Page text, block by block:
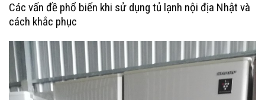
Các vấn đề phổ biến khi sử dụng tủ lạnh nội địa Nhật và
cách khắc phục